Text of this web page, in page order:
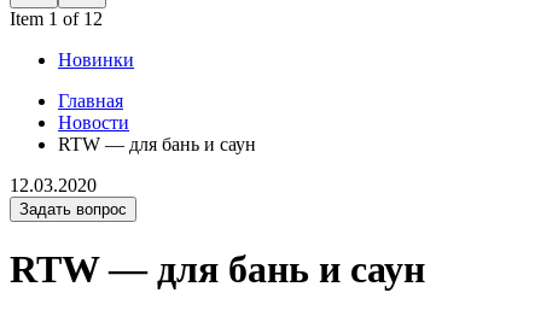
Item 1 of 12
Новинки
Главная
Новости
RTW — для бань и саун
12.03.2020
Задать вопрос
RTW — для бань и саун